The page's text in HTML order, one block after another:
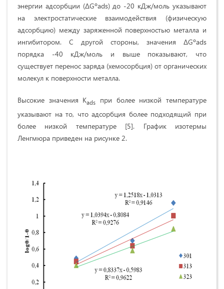
энергии адсорбции (ΔGºads) до -20 кДж/моль указывают
на электростатические взаимодействия (физическую
адсорбцию) между заряженной поверхностью металла и
ингибитором. С другой стороны, значения ΔGºads
порядка -40 кДж/моль и выше показывают, что
существует перенос заряда (хемосорбция) от органических
молекул к поверхности металла.
Высокие значения Kads
при более низкой температуре
указывают на то, что адсорбция более подходящий при
более низкой температуре [5]. График изотермы
Ленгмюра приведен на рисунке 2.